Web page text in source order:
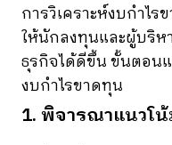
การวิเคราะห์งบกำไ
ให้นักลงทุนและผู้บริห
ธุรกิจได้ดีขึ้น ขั้นตอน
งบกำไรขาดทุน
1. พิจารณาแนวโ